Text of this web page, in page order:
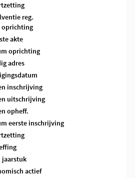
reg.
oprichting
akte
oprichting
adres
inschrijving
uitschrijving
opheff.
eerste inschrijving
jaarstuk
actief